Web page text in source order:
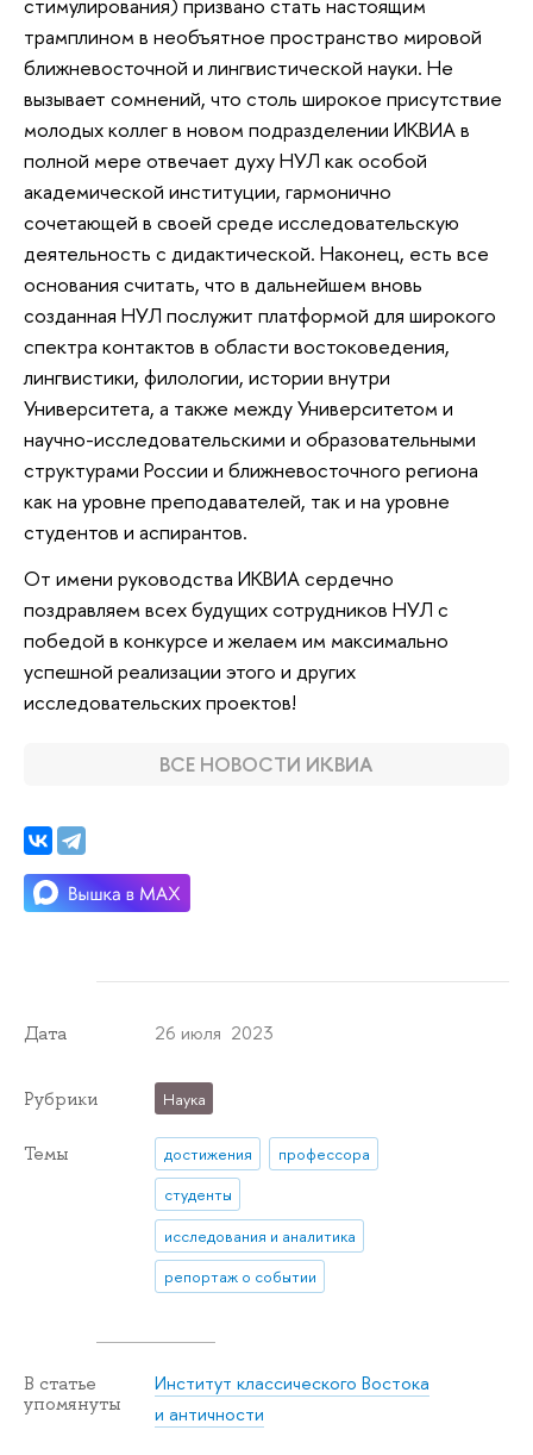
трамплином в необъятное пространство мировой
ближневосточной и лингвистической науки. Не
вызывает сомнений, что столь широкое присутствие
молодых коллег в новом подразделении ИКВИА в
полной мере отвечает духу НУЛ как особой
академической институции, гармонично
сочетающей в своей среде исследовательскую
деятельность с дидактической. Наконец, есть все
основания считать, что в дальнейшем вновь
созданная НУЛ послужит платформой для широкого
спектра контактов в области востоковедения,
лингвистики, филологии, истории внутри
Университета, а также между Университетом и
научно-исследовательскими и образовательными
структурами России и ближневосточного региона
как на уровне преподавателей, так и на уровне
студентов и аспирантов.
От имени руководства ИКВИА сердечно
поздравляем всех будущих сотрудников НУЛ с
победой в конкурсе и желаем им максимально
успешной реализации этого и других
исследовательских проектов!
ВСЕ НОВОСТИ ИКВИА
Дата 26 июля 2023
Рубрики Наука
Темы достижения
профессора
студенты
исследования и аналитика
репортаж о событии
В статье
упомянуты
Институт классического Востока
и античности